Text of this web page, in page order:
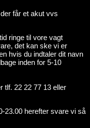
får et akut vvs
ringe til vore vagt
det kan ske vi er
hvis du indtaler dit navn
inden for 5-10
tlf. 22 22 77 13 eller
23.00 herefter svare vi så